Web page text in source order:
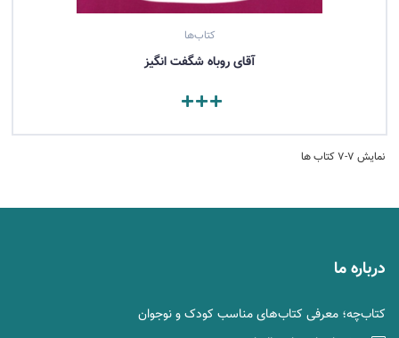
کتاب‌ها
آقای روباه شگفت‌ انگیز
مشاهده کتاب
نمایش 7-7 کتاب ها
درباره ما
کتاب‌چه؛ معرفی کتاب‌های مناسب کودک و نوجوان